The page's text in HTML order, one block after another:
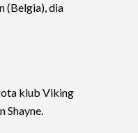
(Belgia), dia
klub Viking
Shayne.